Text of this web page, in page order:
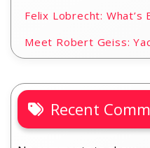
Felix Lobrecht: What’s
Meet Robert Geiss:
Recent